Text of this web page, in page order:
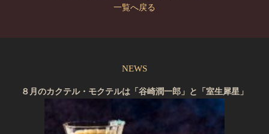
一覧へ戻る
NEWS
８月のカクテル・モクテルは「谷崎潤一郎」と「室生犀星」